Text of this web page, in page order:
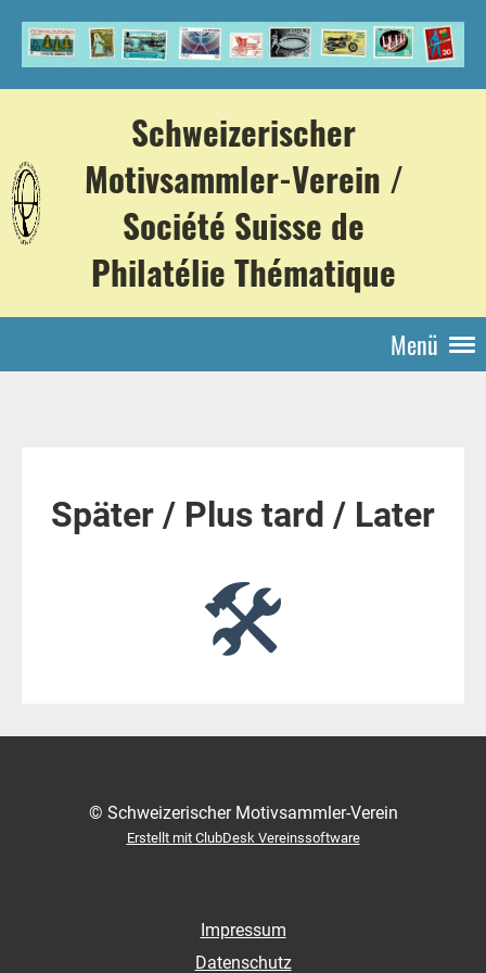
Schweizerischer
Motivsammler-Verein /
Société Suisse de
Philatélie Thématique
Menü
Später / Plus tard / Later
🛠
© Schweizerischer Motivsammler-Verein
Erstellt mit ClubDesk Vereinssoftware
Impressum
Datenschutz